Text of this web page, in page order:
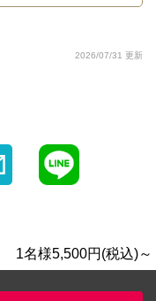
2026/07/31 更新
1名様5,500円(税込)～